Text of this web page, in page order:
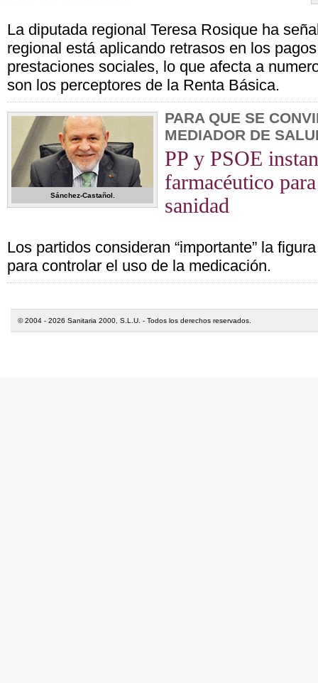
La diputada regional Teresa Rosique ha
regional está aplicando retrasos en los
prestaciones sociales, lo que afecta a
son los perceptores de la Renta Básica.
Sánchez-Castañol.
PARA QUE SE
MEDIADOR DE
PP y PSOE
farmacéutico
sanidad
Los partidos consideran “importante” la
para controlar el uso de la medicación.
© 2004 - 2026 Sanitaria 2000, S.L.U. - Todos los derechos reservados.